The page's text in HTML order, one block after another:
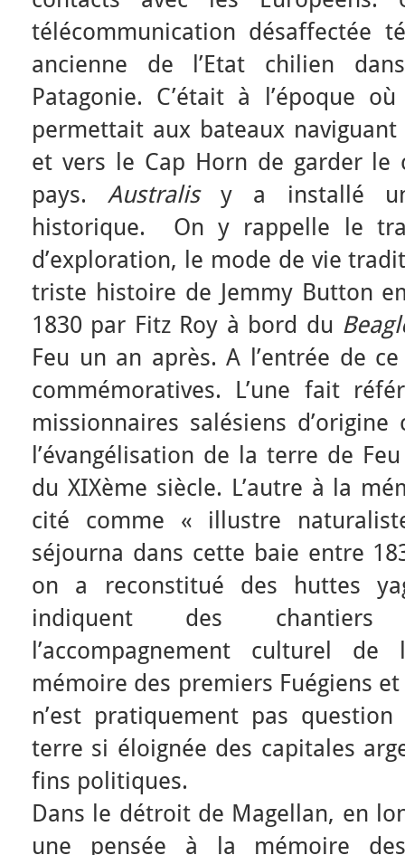
télécommunication désaffectée
ancienne de l’Etat chilien
Patagonie. C’était à l’époque
permettait aux bateaux
et vers le Cap Horn de garder le
pays. Australisy a installé un
historique. On y rappelle le
d’exploration, le mode de vie
triste histoire de Jemmy Button
1830 par Fitz Roy à bord du
Feu un an après. A l’entrée de
commémoratives. L’une fait
missionnaires salésiens
l’évangélisation de la terre de
du XIXème siècle. L’autre à la
cité comme « illustre
séjourna dans cette baie entre
on a reconstitué des huttes
indiquent des chantiers
l’accompagnement culturel
mémoire des premiers Fuégiens
n’est pratiquement pas
terre si éloignée des capitales
fins politiques.
Dans le détroit de Magellan, en
une pensée à la mémoire